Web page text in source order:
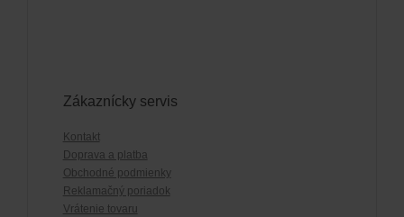
Zákaznícky servis
Kontakt
Doprava a platba
Obchodné podmienky
Reklamačný poriadok
Vrátenie tovaru